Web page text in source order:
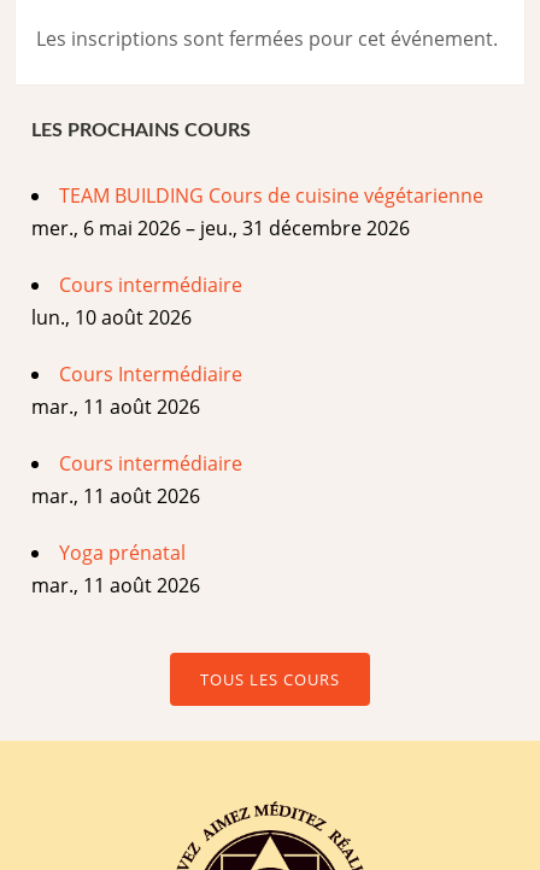
Les inscriptions sont fermées pour cet événement.
LES PROCHAINS COURS
TEAM BUILDING Cours de cuisine végétarienne
mer., 6 mai 2026 – jeu., 31 décembre 2026
Cours intermédiaire
lun., 10 août 2026
Cours Intermédiaire
mar., 11 août 2026
Cours intermédiaire
mar., 11 août 2026
Yoga prénatal
mar., 11 août 2026
TOUS LES COURS